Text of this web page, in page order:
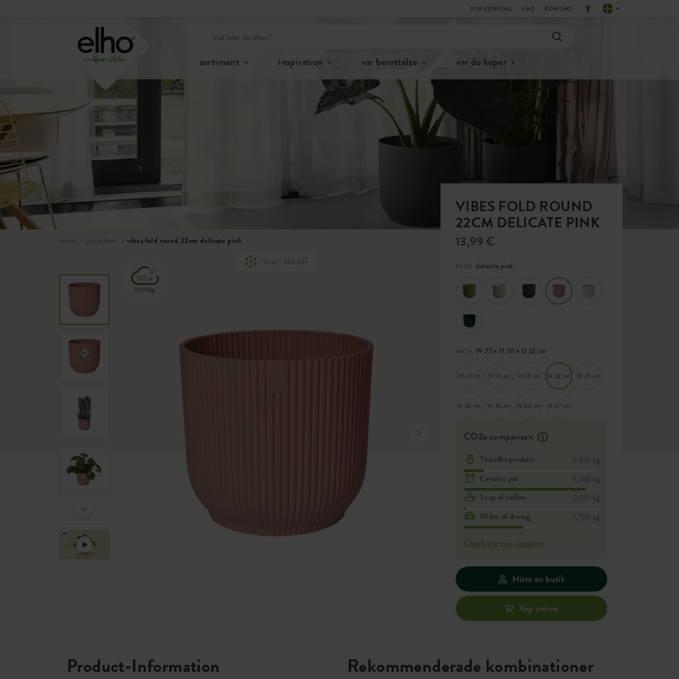
FOR FORETAG FAQ KONTAKT
sortiment inspiration var berattelse var du koper
home produkter vibes fold round 22cm delicate pink
VIBES FOLD ROUND
22CM DELICATE PINK
13,99 €
FÄRG: delicate pink
MÄTA: W 22 x H 20 x D 22 cm
W 14 cm W 16 cm W 18 cm W 22 cm W 25 cm
W 30 cm W 35 cm W 40 cm W 47 cm
CO2e comparison
This elho product 0,576 kg
Ceramic pot 3,458 kg
1 cup of coffee 0,051 kg
10 km of driving 1,700 kg
Check the eco passport
Hitta en butik
Köp online
0,576kg
Visa i 3D/AR
Product-Information Rekommenderade kombinationer